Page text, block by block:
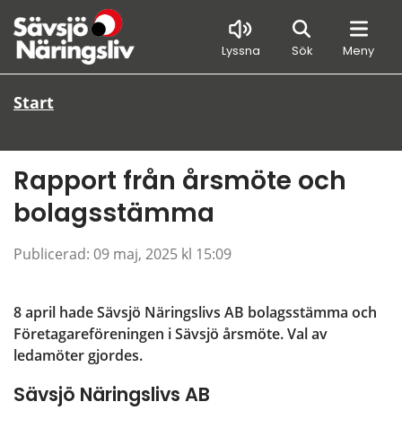
Lyssna Sök Meny
Sök
Start
Rapport från årsmöte och
bolagsstämma
Publicerad: 09 maj, 2025 kl 15:09
8 april hade Sävsjö Näringslivs AB bolagsstämma och
Företagareföreningen i Sävsjö årsmöte. Val av
ledamöter gjordes.
Sävsjö Näringslivs AB